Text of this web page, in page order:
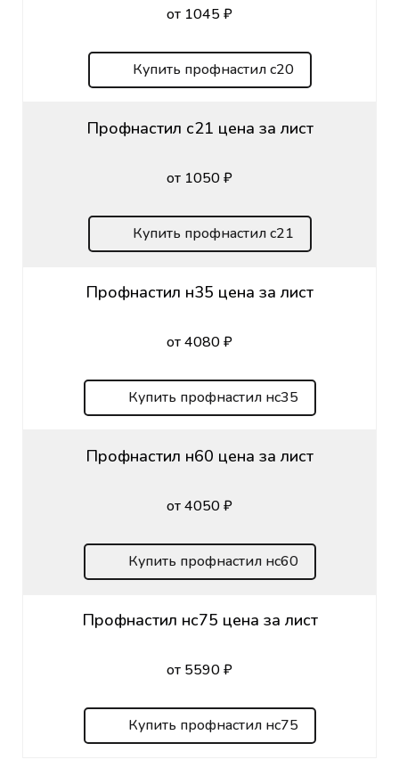
от 1045 ₽
Купить профнастил с20
Профнастил с21 цена за лист
от 1050 ₽
Купить профнастил с21
Профнастил н35 цена за лист
от 4080 ₽
Купить профнастил нс35
Профнастил н60 цена за лист
от 4050 ₽
Купить профнастил нс60
Профнастил нс75 цена за лист
от 5590 ₽
Купить профнастил нс75